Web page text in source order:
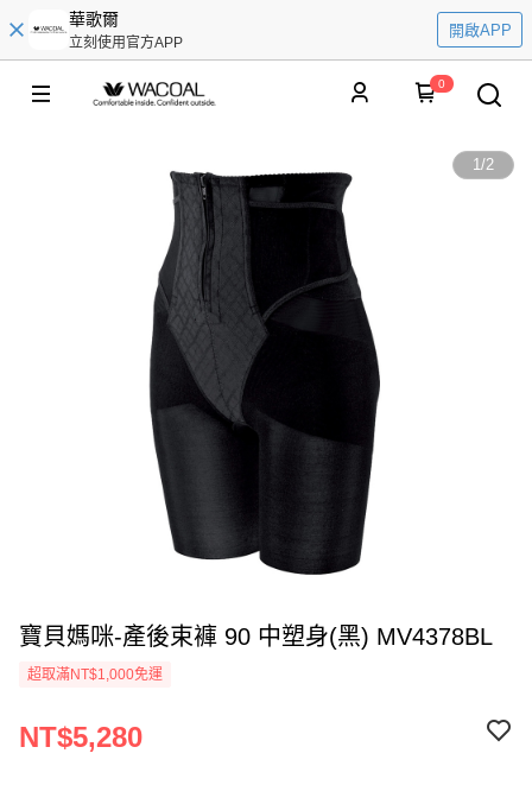
華歌爾
立刻使用官方APP
開啟APP
0
1/2
寶貝媽咪-產後束褲 90 中塑身(黑) MV4378BL
超取滿NT$1,000免運
NT$5,280